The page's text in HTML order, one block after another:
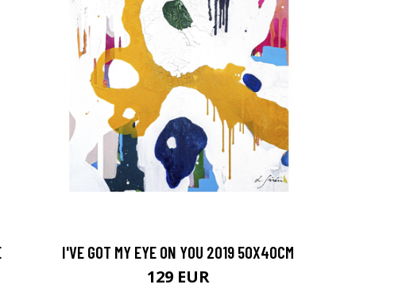
I'VE GOT MY EYE ON YOU 2019 50X40CM
129 EUR